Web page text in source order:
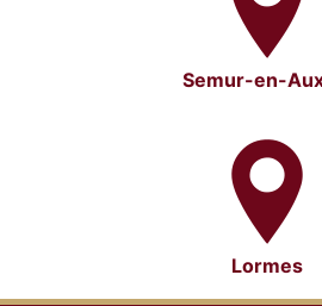
Semur-en-
Lormes